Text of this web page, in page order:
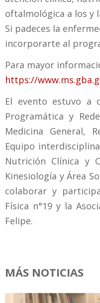
oftalmológica a los y
Si padeces la
incorporarte al
Para mayor
https://
El evento estuvo a
Programática y
Medicina General,
Equipo
Nutrición Clínica y
Kinesiología y Área
colaborar y
Física n°19 y la
Felipe.
MÁS NOTICIAS